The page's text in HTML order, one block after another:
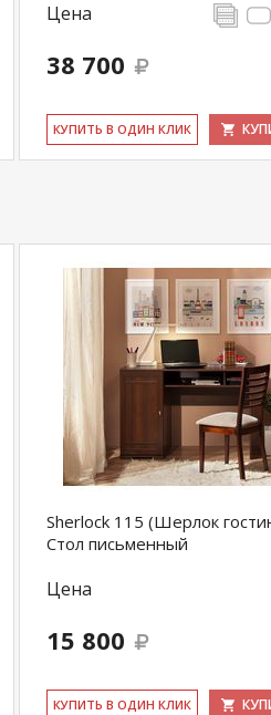
Цена
38 700
КУ­ПИТЬ В ОДИН КЛИК
Sherlock 115 (Шерлок
Стол письменный
Цена
15 800
КУ­ПИТЬ В ОДИН КЛИК